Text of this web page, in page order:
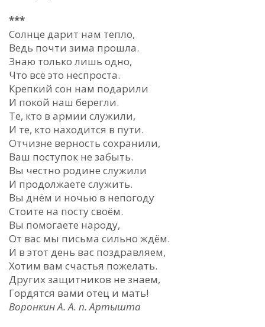
***
Солнце дарит нам тепло,
Ведь почти зима прошла.
Знаю только лишь одно,
Что всё это неспроста.
Крепкий сон нам подарили
И покой наш берегли.
Те, кто в армии служили,
И те, кто находится в пути.
Отчизне верность сохранили,
Ваш поступок не забыть.
Вы честно родине служили
И продолжаете служить.
Вы днём и ночью в непогоду
Стоите на посту своём.
Вы помогаете народу,
От вас мы письма сильно ждём.
И в этот день вас поздравляем,
Хотим вам счастья пожелать.
Других защитников не знаем,
Гордятся вами отец и мать!
Воронкин А. А. п. Артышта